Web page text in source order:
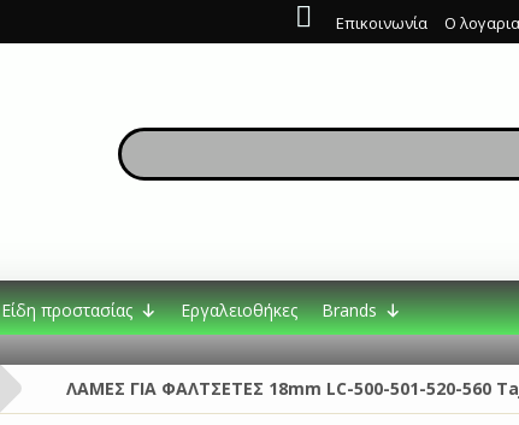
Επικοινωνία Ο
Είδη προστασίας Εργαλειοθήκες Brands
ΛΑΜΕΣ ΓΙΑ ΦΑΛΤΣΕΤΕΣ 18mm LC-500-501-520-560